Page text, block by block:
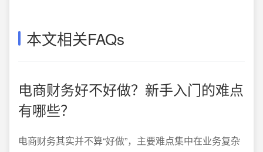
本文相关FAQs
电商财务好不好做？新手入门的难点
有哪些？
电商财务其实并不算“好做”，主要难点集中在业务复杂